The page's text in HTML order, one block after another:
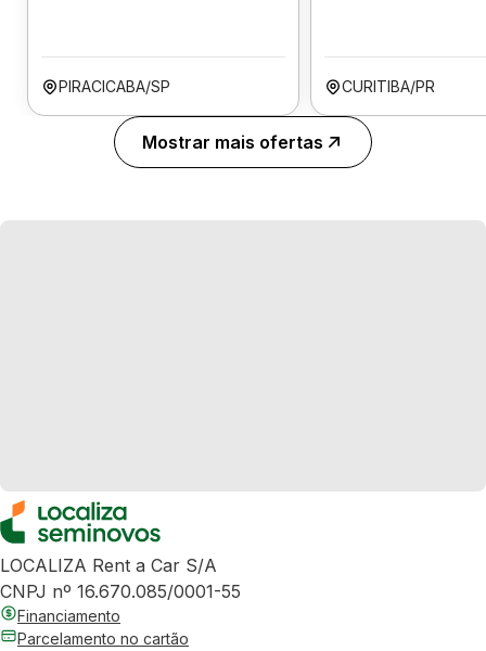
PIRACICABA/SP CURITIBA/PR
Mostrar mais ofertas
LOCALIZA Rent a Car S/A
CNPJ nº 16.670.085/0001-55
Financiamento
Parcelamento no cartão